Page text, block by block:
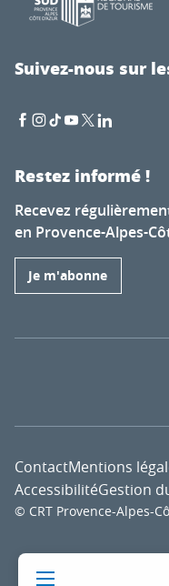
Suivez-nous sur
Restez informé !
Recevez
en Provence-Alpes-
Je m'abonne
© CRT Provence-Alpes-
ContactMentions
AccessibilitéGestion